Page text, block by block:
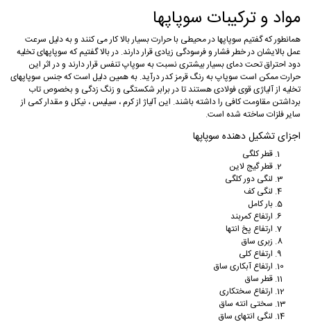
مواد و ترکیبات سوپاپها
همانطور که گفتیم سوپاپها در محیطی با حرارت بسیار بالا کار می کنند و به دلیل سرعت
عمل بالایشان در خطر فشار و فرسودگی زیادی قرار دارند. در بالا گفتیم که سوپاپهای تخلیه
دود احتراق تحت دمای بسیار بیشتری نسبت به سوپاپ تنفس قرار دارند و در اثر این
حرارت ممکن است سوپاپ به رنگ قرمز کدر درآید. به همین دلیل است که جنس سوپاپهای
تخلیه از آلیاژی قوی فولادی هستند تا در برابر شکستگی و زنگ زدگی و بخصوص تاب
برداشتن مقاومت کافی را داشته باشند. این آلیاژ از کرم ، سیلیس ، نیکل و مقدار کمی از
سایر فلزات ساخته شده است.
اجزای تشکیل دهنده سوپاپها
قطر کلگی
قطر گیج لاین
لنگی دور کلگی
لنگی کف
بار کامل
ارتفاع کمربند
ارتفاع پخ انتها
زبری ساق
ارتفاع کلی
ارتفاع آبکاری ساق
قطر ساق
ارتفاع سختکاری
سختی انته ساق
لنگی انتهای ساق